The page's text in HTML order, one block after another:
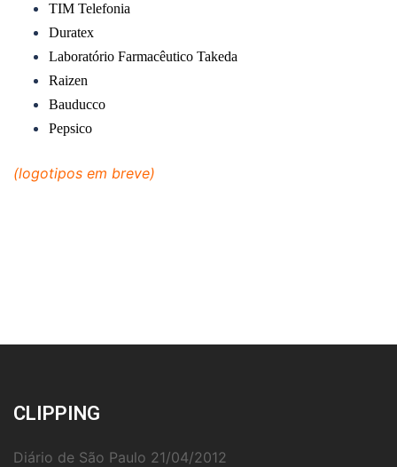
TIM Telefonia
Duratex
Laboratório Farmacêutico Takeda
Raizen
Bauducco
Pepsico
(logotipos em breve)
CLIPPING
Diário de São Paulo 21/04/2012